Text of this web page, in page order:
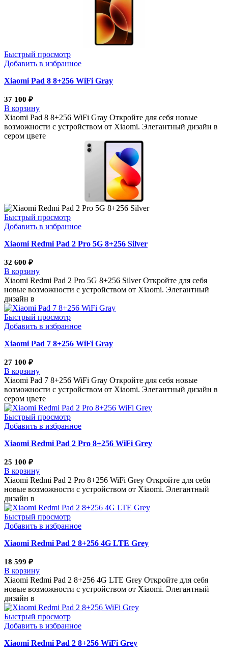
Быстрый просмотр
Добавить в избранное
Xiaomi Pad 8 8+256 WiFi Gray
37 100 ₽
В корзину
Xiaomi Pad 8 8+256 WiFi Gray Откройте для себя новые
возможности с устройством от Xiaomi. Элегантный дизайн в
сером цвете
Быстрый просмотр
Добавить в избранное
Xiaomi Redmi Pad 2 Pro 5G 8+256 Silver
32 600 ₽
В корзину
Xiaomi Redmi Pad 2 Pro 5G 8+256 Silver Откройте для себя
новые возможности с устройством от Xiaomi. Элегантный
дизайн в
Быстрый просмотр
Добавить в избранное
Xiaomi Pad 7 8+256 WiFi Gray
27 100 ₽
В корзину
Xiaomi Pad 7 8+256 WiFi Gray Откройте для себя новые
возможности с устройством от Xiaomi. Элегантный дизайн в
сером цвете
Быстрый просмотр
Добавить в избранное
Xiaomi Redmi Pad 2 Pro 8+256 WiFi Grey
25 100 ₽
В корзину
Xiaomi Redmi Pad 2 Pro 8+256 WiFi Grey Откройте для себя
новые возможности с устройством от Xiaomi. Элегантный
дизайн в
Быстрый просмотр
Добавить в избранное
Xiaomi Redmi Pad 2 8+256 4G LTE Grey
18 599 ₽
В корзину
Xiaomi Redmi Pad 2 8+256 4G LTE Grey Откройте для себя
новые возможности с устройством от Xiaomi. Элегантный
дизайн в
Быстрый просмотр
Добавить в избранное
Xiaomi Redmi Pad 2 8+256 WiFi Grey